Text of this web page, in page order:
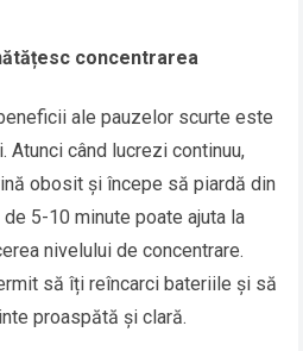
concentrarea
ale pauzelor scurte este
Atunci când lucrezi continuu,
obosit și începe să piardă din
5-10 minute poate ajuta la
nivelului de concentrare.
să îți reîncarci bateriile și să
proaspătă și clară.